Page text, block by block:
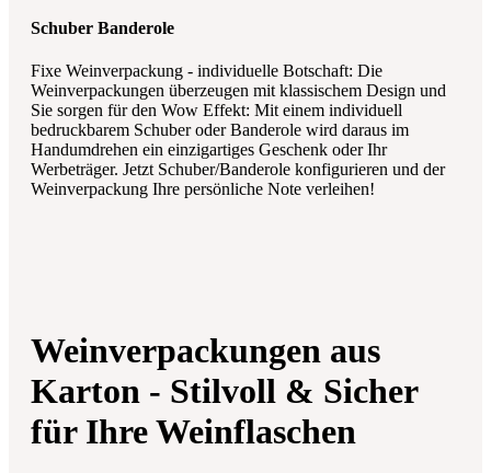
Schuber Banderole
Fixe Weinverpackung - individuelle Botschaft: Die
Weinverpackungen überzeugen mit klassischem Design und
Sie sorgen für den Wow Effekt: Mit einem individuell
bedruckbarem Schuber oder Banderole wird daraus im
Handumdrehen ein einzigartiges Geschenk oder Ihr
Werbeträger. Jetzt Schuber/Banderole konfigurieren und der
Weinverpackung Ihre persönliche Note verleihen!
Weinverpackungen aus
Karton - Stilvoll & Sicher
für Ihre Weinflaschen